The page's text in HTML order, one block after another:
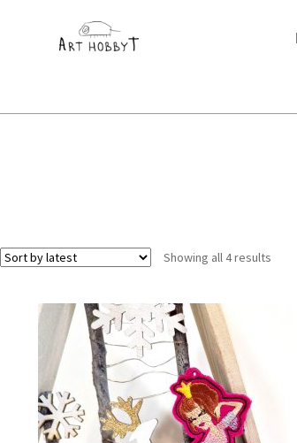
Showing all 4 results